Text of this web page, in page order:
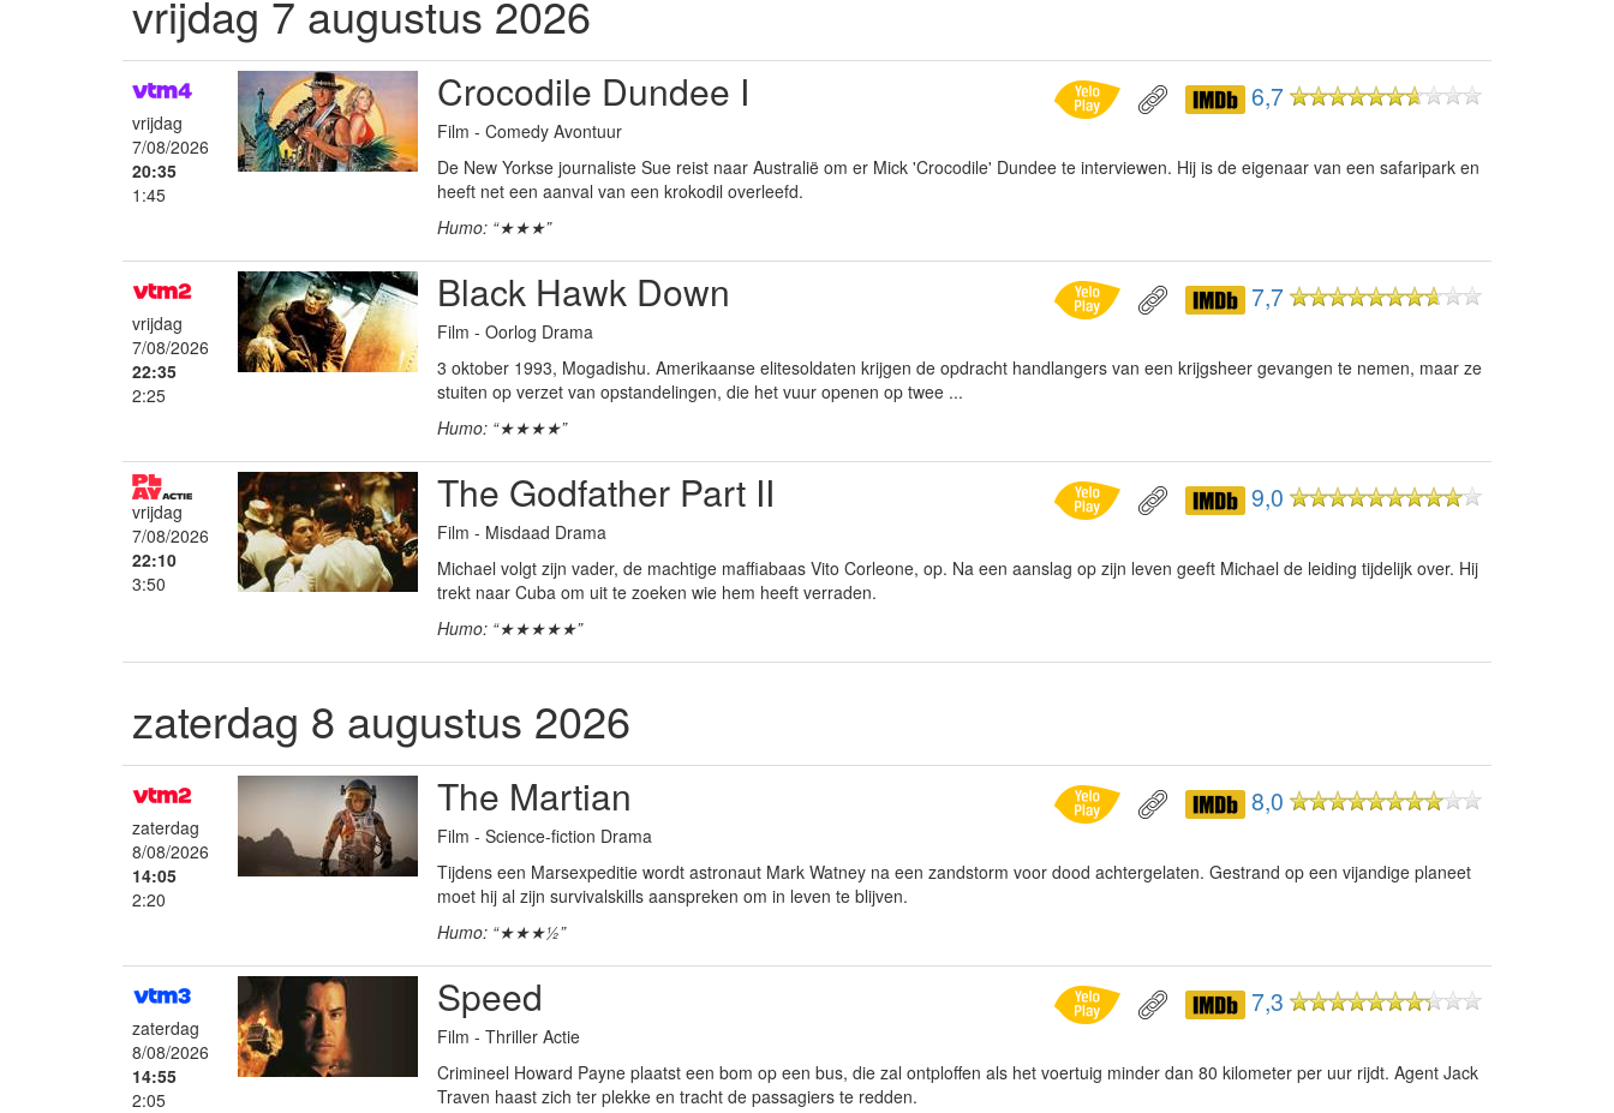
vrijdag 7 augustus 2026
vrijdag
7/08/2026
20:35
1:45
Crocodile Dundee I 6,7
Film - Comedy Avontuur
De New Yorkse journaliste Sue reist naar Australië om er Mick 'Crocodile' Dundee te interviewen. Hij is de eigenaar van een safaripark en
heeft net een aanval van een krokodil overleefd.
Humo: “★★★”
vrijdag
7/08/2026
22:35
2:25
Black Hawk Down 7,7
Film - Oorlog Drama
3 oktober 1993, Mogadishu. Amerikaanse elitesoldaten krijgen de opdracht handlangers van een krijgsheer gevangen te nemen, maar ze
stuiten op verzet van opstandelingen, die het vuur openen op twee ...
Humo: “★★★★”
vrijdag
7/08/2026
22:10
3:50
The Godfather Part II 9,0
Film - Misdaad Drama
Michael volgt zijn vader, de machtige maffiabaas Vito Corleone, op. Na een aanslag op zijn leven geeft Michael de leiding tijdelijk over. Hij
trekt naar Cuba om uit te zoeken wie hem heeft verraden.
Humo: “★★★★★”
zaterdag 8 augustus 2026
zaterdag
8/08/2026
14:05
2:20
The Martian 8,0
Film - Science-fiction Drama
Tijdens een Marsexpeditie wordt astronaut Mark Watney na een zandstorm voor dood achtergelaten. Gestrand op een vijandige planeet
moet hij al zijn survivalskills aanspreken om in leven te blijven.
Humo: “★★★½”
zaterdag
8/08/2026
14:55
2:05
Speed 7,3
Film - Thriller Actie
Crimineel Howard Payne plaatst een bom op een bus, die zal ontploffen als het voertuig minder dan 80 kilometer per uur rijdt. Agent Jack
Traven haast zich ter plekke en tracht de passagiers te redden.